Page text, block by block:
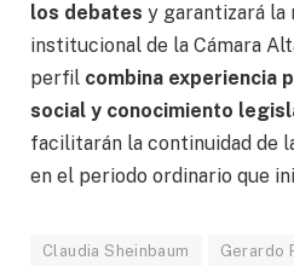
los debates y garantizará
institucional de la Cámara
perfil combina experiencia
social y conocimiento
facilitarán la continuidad de
en el periodo ordinario que
Claudia Sheinbaum Gerardo